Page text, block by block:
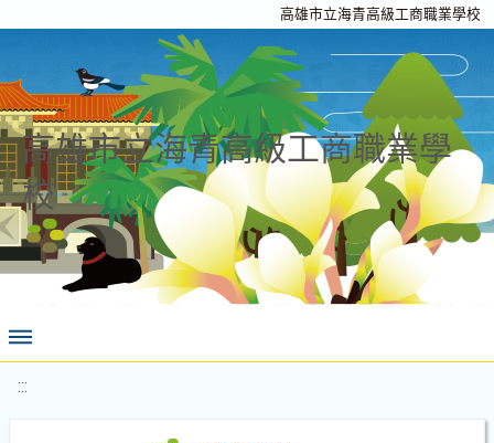
高雄市立海青高級工商職業學校
高雄市立海青高級工商職業學
校
:::